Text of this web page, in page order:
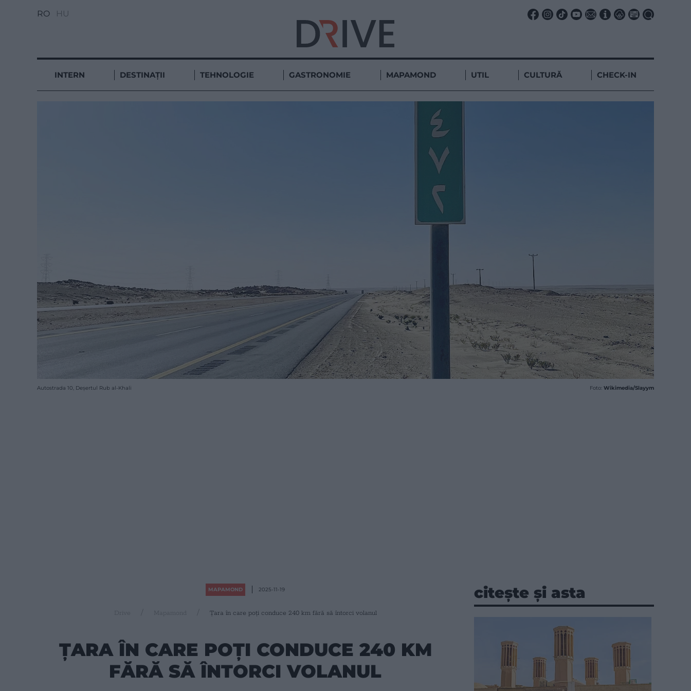
RO HU
INTERN DESTINAȚII TEHNOLOGIE GASTRONOMIE MAPAMOND UTIL CULTURĂ CHECK-IN
Autostrada 10, Deșertul Rub al-Khali Foto: Wikimedia/Slayym
MAPAMOND 2025-11-19
Drive Țara în care poți conduce 240 km fără să întorci volanul
ȚARA ÎN CARE POȚI CONDUCE 240 KM
FĂRĂ SĂ ÎNTORCI VOLANUL
citește și asta